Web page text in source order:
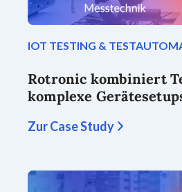
IOT TESTING &
Rotronic kombiniert
komplexe
Zur Case Study